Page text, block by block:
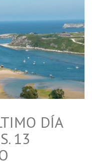
DÍA
13